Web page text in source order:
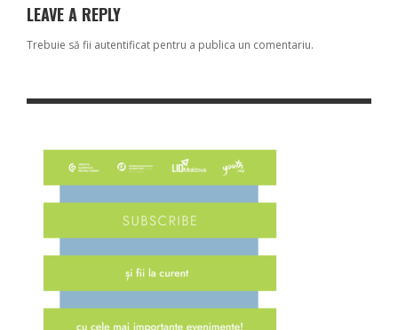
LEAVE A REPLY
Trebuie să fii autentificat pentru a publica un comentariu.